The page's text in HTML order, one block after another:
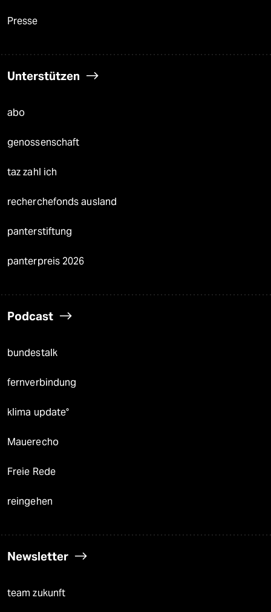
Presse
Unterstützen
abo
genossenschaft
taz zahl ich
recherchefonds ausland
panterstiftung
panterpreis 2026
Podcast
bundestalk
fernverbindung
klima update°
Mauerecho
Freie Rede
reingehen
Newsletter
team zukunft